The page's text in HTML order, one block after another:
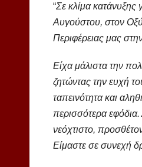
“Σε κλίμα κατάνυξης
Αυγούστου, στον
Περιφέρειας μας
Είχα μάλιστα την
ζητώντας την ευχή
ταπεινότητα και
περισσότερα
νεόχτιστο,
Είμαστε σε συνεχή